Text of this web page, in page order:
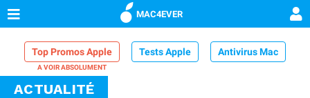
MAC4EVER
Top Promos Apple Tests Apple Antivirus Mac
VPN Mac
ACTUALITÉ